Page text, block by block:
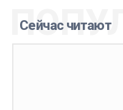
Сейчас читают